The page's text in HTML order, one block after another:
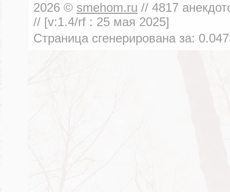
2026 © smehom.ru // 4817
// [v:1.4/rf : 25 мая 2025]
Страница сгенерирована за: